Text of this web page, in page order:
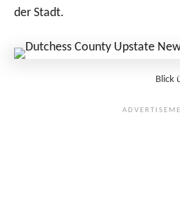
der Stadt.
Blick